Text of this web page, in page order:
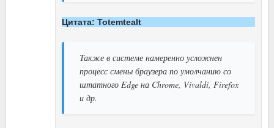
Цитата: Totemtealt
Также в системе намеренно усложнен
процесс смены браузера по умолчанию со
штатного Edge на Chrome, Vivaldi, Firefox
и др.